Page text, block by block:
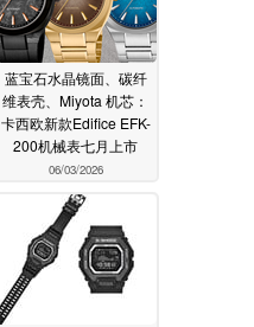
蓝宝石水晶镜面、碳纤
维表壳、Miyota 机芯：
卡西欧新款Edifice EFK-
200机械表七月上市
06/03/2026